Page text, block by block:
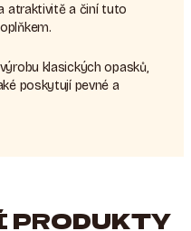
atraktivitě a činí tuto
klasických opasků,
poskytují pevné a